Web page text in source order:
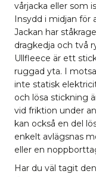
vårjacka eller som
Insydd i midjan för
Jackan har
dragkedja och två
Ullfleece är ett
ruggad yta. I
inte statisk
och lösa stickning
vid friktion under
kan också en del
enkelt avlägsnas
eller en
Har du väl tagit